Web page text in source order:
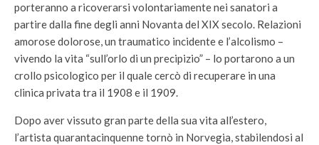
porteranno a ricoverarsi volontariamente nei sanatori a
partire dalla fine degli anni Novanta del XIX secolo. Relazioni
amorose dolorose, un traumatico incidente e l’alcolismo –
vivendo la vita “sull’orlo di un precipizio” – lo portarono a un
crollo psicologico per il quale cercò di recuperare in una
clinica privata tra il 1908 e il 1909.
Dopo aver vissuto gran parte della sua vita all’estero,
l’artista quarantacinquenne tornò in Norvegia, stabilendosi al